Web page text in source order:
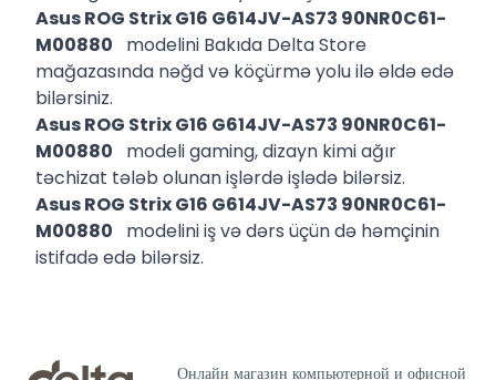
Asus ROG Strix G16 G614JV-AS73 90NR0C61-
M00880 modelini Bakıda Delta Store
mağazasında nəğd və köçürmə yolu ilə əldə edə
bilərsiniz.
Asus ROG Strix G16 G614JV-AS73 90NR0C61-
M00880 modeli gaming, dizayn kimi ağır
təchizat tələb olunan işlərdə işlədə bilərsiz.
Asus ROG Strix G16 G614JV-AS73 90NR0C61-
M00880 modelini iş və dərs üçün də həmçinin
istifadə edə bilərsiz.
Онлайн магазин компьютерной и офисной